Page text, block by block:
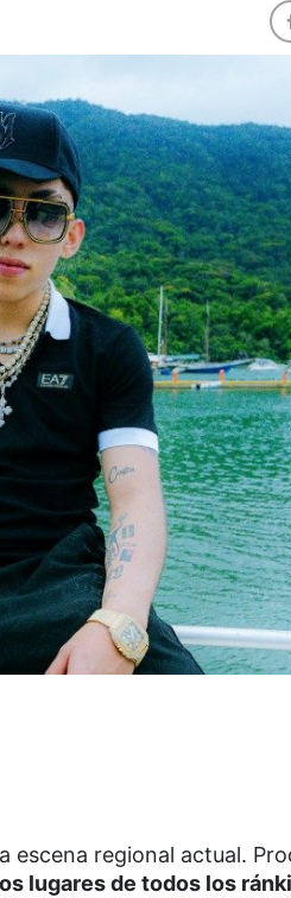
escena regional actual.
lugares de todos los